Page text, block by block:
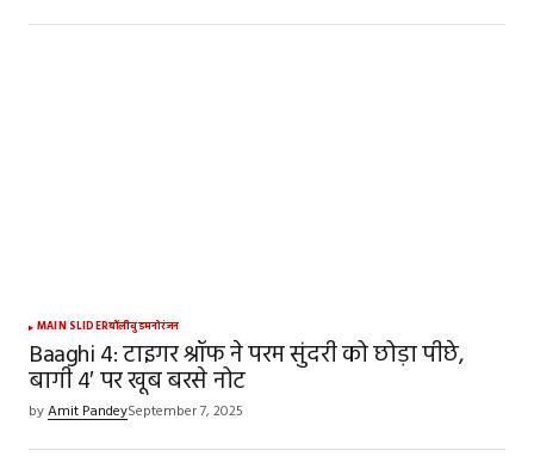
MAIN SLIDERबॉलीवुडमनोरंजन
Baaghi 4: टाइगर श्रॉफ ने परम सुंदरी को छोड़ा पीछे,
बागी 4′ पर खूब बरसे नोट
byAmit PandeySeptember 7, 2025